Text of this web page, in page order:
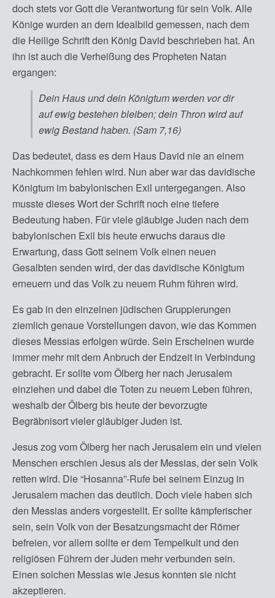
doch stets vor Gott die Verantwortung für sein Volk. Alle
Könige wurden an dem Idealbild gemessen, nach dem
die Heilige Schrift den König David beschrieben hat. An
ihn ist auch die Verheißung des Propheten Natan
ergangen:
Dein Haus und dein Königtum werden vor dir
auf ewig bestehen bleiben; dein Thron wird auf
ewig Bestand haben. (Sam 7,16)
Das bedeutet, dass es dem Haus David nie an einem
Nachkommen fehlen wird. Nun aber war das davidische
Königtum im babylonischen Exil untergegangen. Also
musste dieses Wort der Schrift noch eine tiefere
Bedeutung haben. Für viele gläubige Juden nach dem
babylonischen Exil bis heute erwuchs daraus die
Erwartung, dass Gott seinem Volk einen neuen
Gesalbten senden wird, der das davidische Königtum
erneuern und das Volk zu neuem Ruhm führen wird.
Es gab in den einzelnen jüdischen Gruppierungen
ziemlich genaue Vorstellungen davon, wie das Kommen
dieses Messias erfolgen würde. Sein Erscheinen wurde
immer mehr mit dem Anbruch der Endzeit in Verbindung
gebracht. Er sollte vom Ölberg her nach Jerusalem
einziehen und dabei die Toten zu neuem Leben führen,
weshalb der Ölberg bis heute der bevorzugte
Begräbnisort vieler gläubiger Juden ist.
Jesus zog vom Ölberg her nach Jerusalem ein und vielen
Menschen erschien Jesus als der Messias, der sein Volk
retten wird. Die “Hosanna”-Rufe bei seinem Einzug in
Jerusalem machen das deutlich. Doch viele haben sich
den Messias anders vorgestellt. Er sollte kämpferischer
sein, sein Volk von der Besatzungsmacht der Römer
befreien, vor allem sollte er dem Tempelkult und den
religiösen Führern der Juden mehr verbunden sein.
Einen solchen Messias wie Jesus konnten sie nicht
akzeptieren.